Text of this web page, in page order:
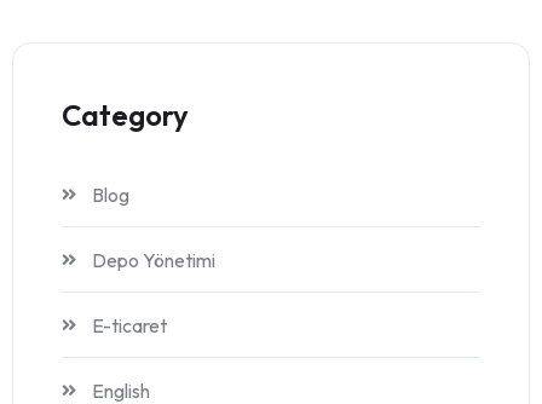
Category
Blog
Depo Yönetimi
E-ticaret
English